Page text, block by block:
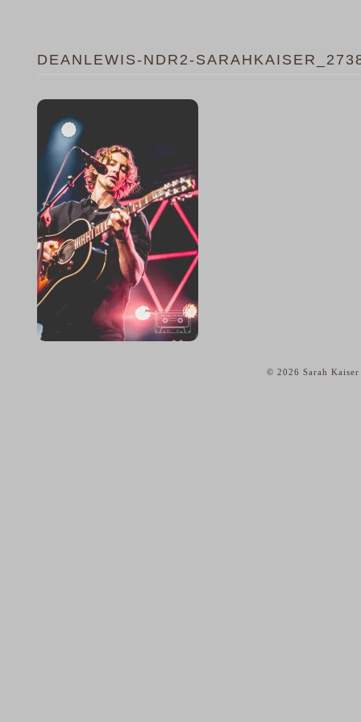
DEANLEWIS-NDR2-
© 2026 Sarah